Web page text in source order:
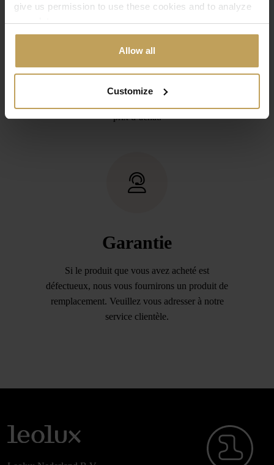
give us permission to use these cookies and to analyze
your data.
Allow all
Customize
Retours gratuits
n’avez pas trouvé le bon article ? Pas de souci. Il
vous suffit d’envoyer un petit message à notre
service clientèle. Vous nous renvoyez l’article
prix d’achat.
Garantie
Si le produit que vous avez acheté est
défectueux, nous vous fournirons un produit de
remplacement. Veuillez vous adresser à notre
service clientèle.